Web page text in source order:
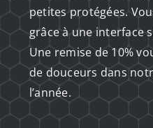
petites protégées.
grâce à une interface
Une remise de 10%
de douceurs dans
l’année.